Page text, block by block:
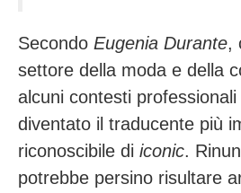
Secondo Eugenia Durante,
settore della moda e della
alcuni contesti professionali
diventato il traducente più
riconoscibile di iconic.
potrebbe persino risultare